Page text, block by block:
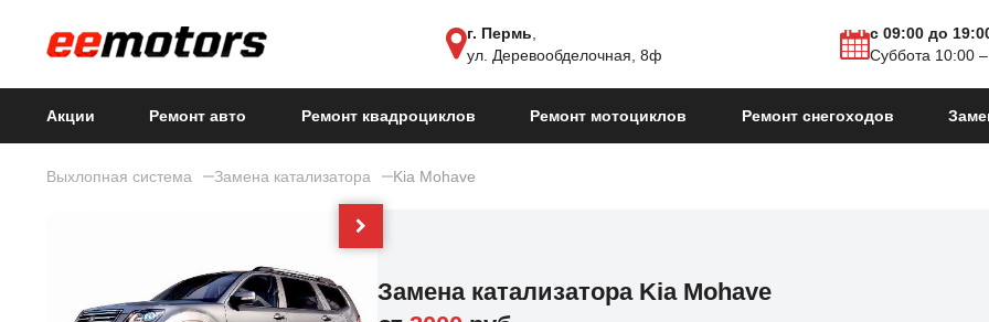
г. Пермь
ул. Деревообделочная, 8ф
с 09:00 до
Суббота 10:00
Акции Ремонт авто Ремонт квадроциклов Ремонт мотоциклов Ремонт снегоходов
Выхлопная система Замена катализатора Kia Mohave
Замена катализатора Kia Mohave